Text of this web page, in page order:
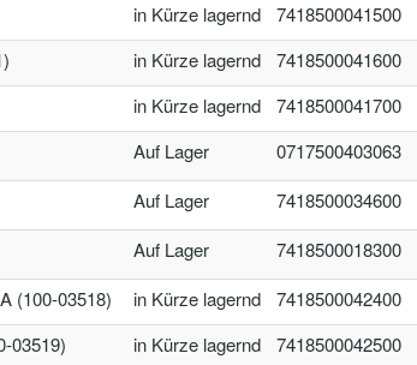
in Kürze lagernd 7418500041500
in Kürze lagernd 7418500041600
in Kürze lagernd 7418500041700
Auf Lager 0717500403063
Auf Lager 7418500034600
Auf Lager 7418500018300
(100-03518) in Kürze lagernd 7418500042400
03519) in Kürze lagernd 7418500042500